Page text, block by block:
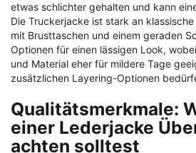
etwas schlichter gehalten und kann
Die Truckerjacke ist stark an
mit Brusttaschen und einem geraden
Optionen für einen lässigen Look,
und Material eher für mildere Tage
zusätzlichen Layering-Optionen
Qualitätsmerkmale:
einer Lederjacke
achten solltest